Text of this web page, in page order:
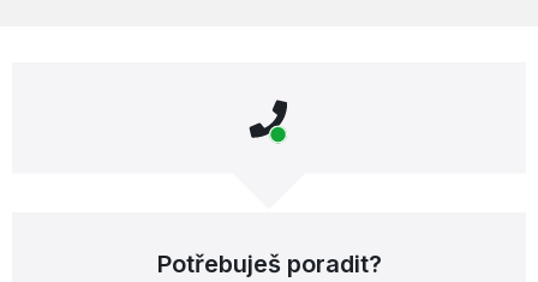
Potřebuješ poradit?